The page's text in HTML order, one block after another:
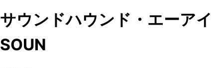
サウンドハウンド・エーアイ
SOUN